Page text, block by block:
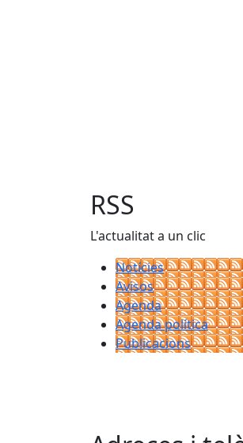
RSS
L'actualitat a un clic
Notícies
Avisos
Agenda
Agenda política
Publicacions